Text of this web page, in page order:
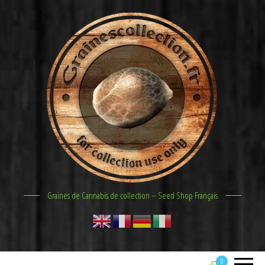
Graines de Cannabis de collection – Seed Shop Français
0